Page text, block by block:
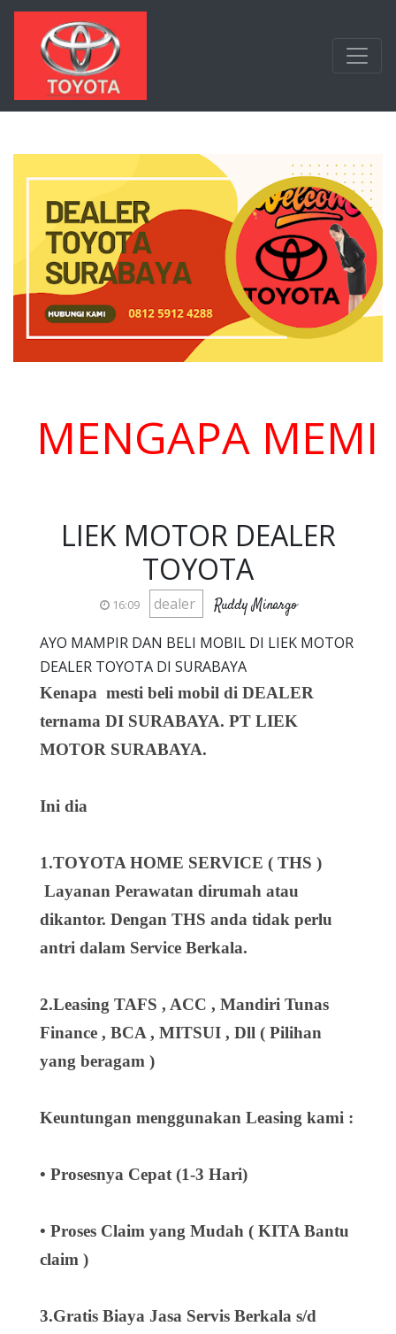
Langsung ke konten utama
MEMILIH
LIEK MOTOR DEALER
TOYOTA
16:09 dealer Ruddy Minargo
AYO MAMPIR DAN BELI MOBIL DI LIEK MOTOR
DEALER TOYOTA DI SURABAYA
Kenapa mesti beli mobil di DEALER
ternama DI SURABAYA. PT LIEK
MOTOR SURABAYA.
Ini dia
1.TOYOTA HOME SERVICE ( THS )
Layanan Perawatan dirumah atau
dikantor. Dengan THS anda tidak perlu
antri dalam Service Berkala.
2.Leasing TAFS , ACC , Mandiri Tunas
Finance , BCA , MITSUI , Dll ( Pilihan
yang beragam )
Keuntungan menggunakan Leasing kami :
• Prosesnya Cepat (1-3 Hari)
• Proses Claim yang Mudah ( KITA Bantu
claim )
3.Gratis Biaya Jasa Servis Berkala s/d